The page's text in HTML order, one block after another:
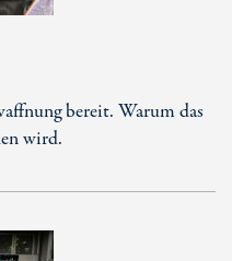
bereit. Warum das
wird.